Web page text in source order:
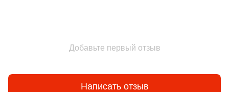
Добавьте первый отзыв
Написать отзыв